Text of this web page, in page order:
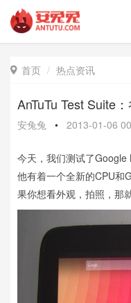
 首页 热点资讯
AnTuTu Test Suite
安兔兔 • 2013-01-06
今天，我们测试了Google
他有着一个全新的CPU和
果你想看外观，拍照，那